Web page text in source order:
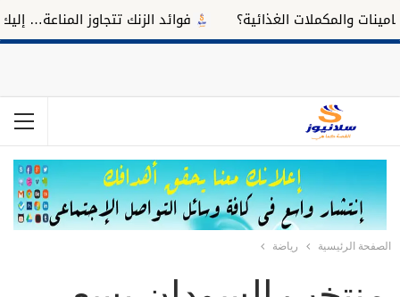
والمكملات الغذائية؟ فوائد الزنك تتجاوز المناعة… إليك
الصفحة الرئيسية رياضة